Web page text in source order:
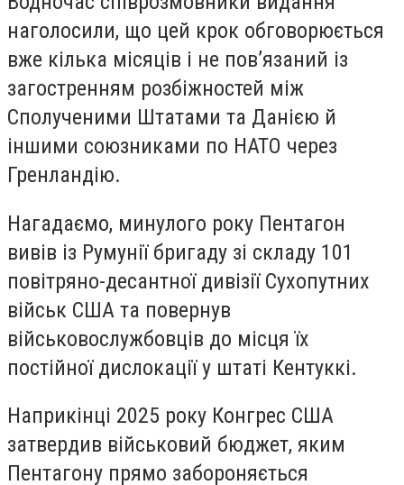
наголосили, що цей крок обговорюється
вже кілька місяців і не пов’язаний із
загостренням розбіжностей між
Сполученими Штатами та Данією й
іншими союзниками по НАТО через
Гренландію.
Нагадаємо, минулого року Пентагон
вивів із Румунії бригаду зі складу 101
повітряно-десантної дивізії Сухопутних
військ США та повернув
військовослужбовців до місця їх
постійної дислокації у штаті Кентуккі.
Наприкінці 2025 року Конгрес США
затвердив військовий бюджет, яким
Пентагону прямо забороняється